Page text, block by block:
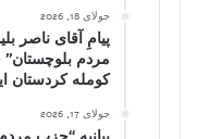
جولای 18, 2026
پیامِ آقای ناصر
مردم بلوچستان”
کومله کردستان
جولای 17, 2026